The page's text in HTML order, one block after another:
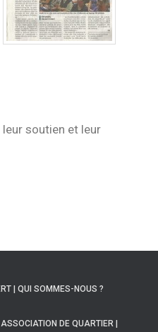
soutien et leur
| QUI SOMMES-NOUS ?
DE QUARTIER |